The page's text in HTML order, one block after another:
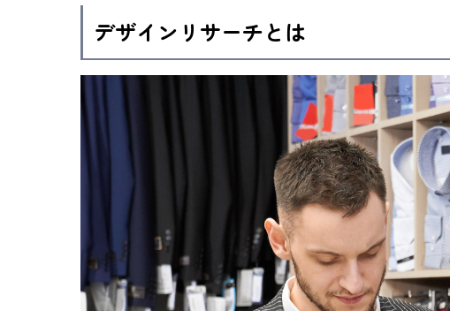
デザインリサーチとは